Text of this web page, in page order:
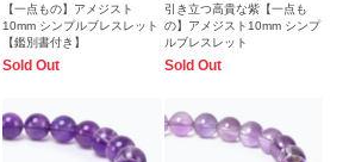
【一点もの】アメジスト
10mm シンプルブレスレット
【鑑別書付き】
Sold Out
引き立つ高貴な紫【一点も
の】アメジスト10mm シンプ
ルブレスレット
Sold Out